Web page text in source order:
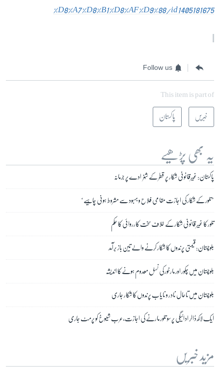
%D8%A7%D8%B1%D8%AF%D9%88/id1405181675
Follow us
This item is part of
خبریں پاکستان
یہ بھی پڑھیے
پاکستان: غیرقانونی شکار پر قطر کے شہزادے پر جرمانہ
’تلور کے شکار کی اجازت مقامی فلاح و بہبود سے مشروط ہونی چاہیے‘
تلور کا غیر قانونی شکار کے خلاف سخت کارروائی کا حکم
بلوچستان: قیمتی پرندوں کا شکار کرنے والے تین باز برآمد
بلوچستان میں چکور اور مارخور کی نسل معدوم ہونے کا اندیشہ
بلوچستان میں تاحال نادر و نایاب پرندوں کا شکار جاری
ایک لاکھ ڈالر ادائیگی پر سو تلور مارنے کی اجازت، عرب شیوخ کو پرمٹ جاری
مزید خبریں